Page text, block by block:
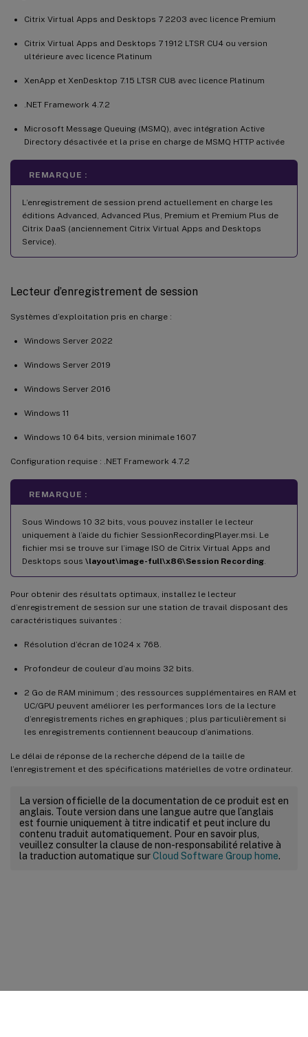
Citrix Virtual Apps and Desktops 7 2203 avec licence Premium
Citrix Virtual Apps and Desktops 7 1912 LTSR CU4 ou version
ultérieure avec licence Platinum
XenApp et XenDesktop 7.15 LTSR CU8 avec licence Platinum
.NET Framework 4.7.2
Microsoft Message Queuing (MSMQ), avec intégration Active
Directory désactivée et la prise en charge de MSMQ HTTP activée
REMARQUE :
L’enregistrement de session prend actuellement en charge les
éditions Advanced, Advanced Plus, Premium et Premium Plus de
Citrix DaaS (anciennement Citrix Virtual Apps and Desktops
Service).
Lecteur d’enregistrement de session
Systèmes d’exploitation pris en charge :
Windows Server 2022
Windows Server 2019
Windows Server 2016
Windows 11
Windows 10 64 bits, version minimale 1607
Configuration requise : .NET Framework 4.7.2
REMARQUE :
Sous Windows 10 32 bits, vous pouvez installer le lecteur
uniquement à l’aide du fichier SessionRecordingPlayer.msi. Le
fichier msi se trouve sur l’image ISO de Citrix Virtual Apps and
Desktops sous \layout\image-full\x86\Session Recording
Pour obtenir des résultats optimaux, installez le lecteur
d’enregistrement de session sur une station de travail disposant des
caractéristiques suivantes :
Résolution d’écran de 1024 x 768.
Profondeur de couleur d’au moins 32 bits.
2 Go de RAM minimum ; des ressources supplémentaires en RAM et
UC/GPU peuvent améliorer les performances lors de la lecture
d’enregistrements riches en graphiques ; plus particulièrement si
les enregistrements contiennent beaucoup d’animations.
Le délai de réponse de la recherche dépend de la taille de
l’enregistrement et des spécifications matérielles de votre ordinateur.
La version officielle de la documentation de ce produit est en
anglais. Toute version dans une langue autre que l’anglais
est fournie uniquement à titre indicatif et peut inclure du
contenu traduit automatiquement. Pour en savoir plus,
veuillez consulter la clause de non-responsabilité relative à
la traduction automatique surCloud Software Group home.